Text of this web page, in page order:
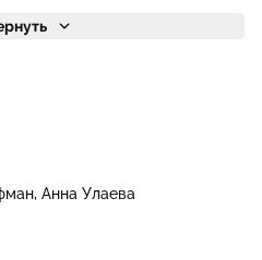
Анна Улаева